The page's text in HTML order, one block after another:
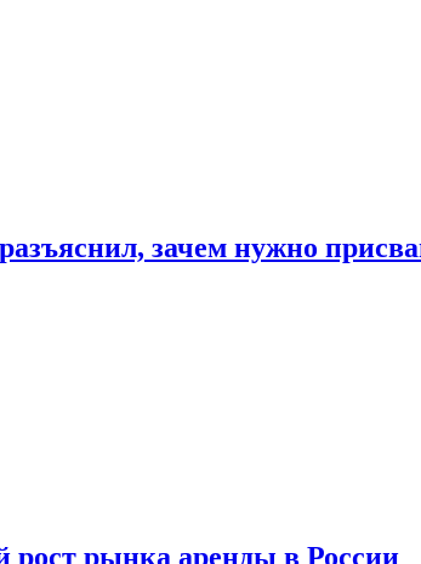
зачем нужно
рост рынка аренды в России